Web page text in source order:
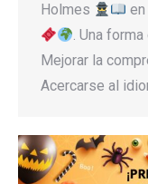
Holmes
. Una
Mejorar la
Acercarse al